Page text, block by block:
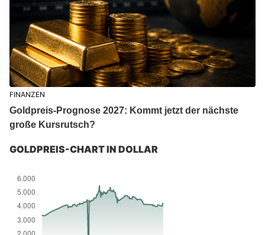
FINANZEN
Goldpreis-Prognose 2027: Kommt jetzt der nächste
große Kursrutsch?
GOLDPREIS-CHART IN DOLLAR